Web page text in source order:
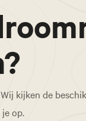
kijken de
op.